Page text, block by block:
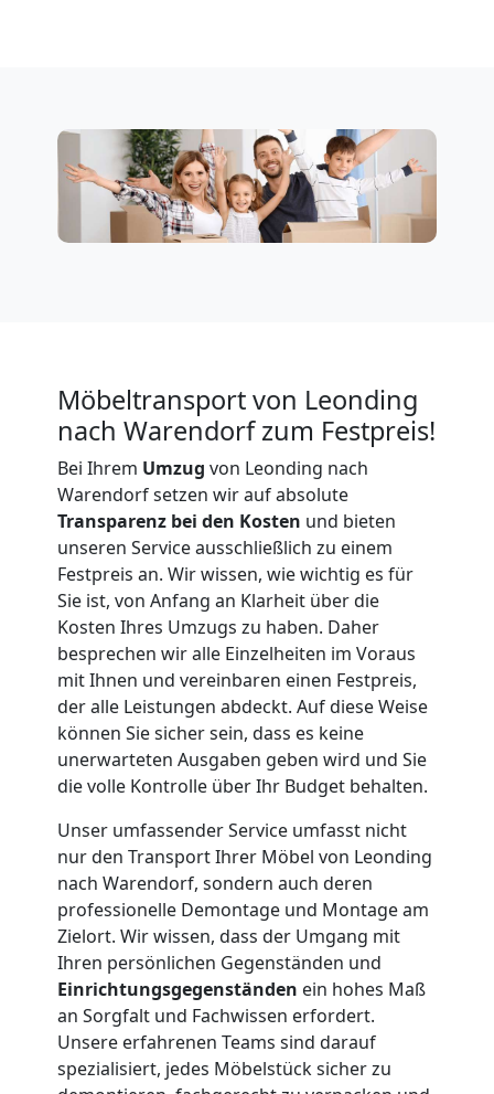
Möbeltransport von Leonding
nach Warendorf zum Festpreis!
Bei Ihrem Umzug von Leonding nach
Warendorf setzen wir auf absolute
Transparenz bei den Kosten und bieten
unseren Service ausschließlich zu einem
Festpreis an. Wir wissen, wie wichtig es für
Sie ist, von Anfang an Klarheit über die
Kosten Ihres Umzugs zu haben. Daher
besprechen wir alle Einzelheiten im Voraus
mit Ihnen und vereinbaren einen Festpreis,
der alle Leistungen abdeckt. Auf diese Weise
können Sie sicher sein, dass es keine
unerwarteten Ausgaben geben wird und Sie
die volle Kontrolle über Ihr Budget behalten.
Unser umfassender Service umfasst nicht
nur den Transport Ihrer Möbel von Leonding
nach Warendorf, sondern auch deren
professionelle Demontage und Montage am
Zielort. Wir wissen, dass der Umgang mit
Ihren persönlichen Gegenständen und
Einrichtungsgegenständen ein hohes Maß
an Sorgfalt und Fachwissen erfordert.
Unsere erfahrenen Teams sind darauf
spezialisiert, jedes Möbelstück sicher zu
Firmenumzug
Leonding
Leonding
Expressumzug
Leonding
Tragehilfe
Leonding
Kleiner
Umzug
Leonding
Küchenumzug
Leonding
Umzug